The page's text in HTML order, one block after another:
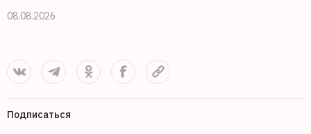
08.08.2026
Подписаться